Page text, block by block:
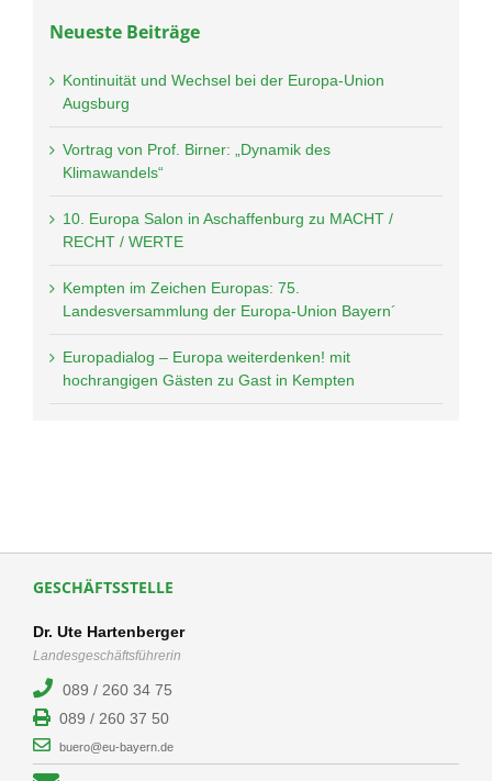
Neueste Beiträge
Kontinuität und Wechsel bei der Europa-Union
Augsburg
Vortrag von Prof. Birner: „Dynamik des
Klimawandels“
10. Europa Salon in Aschaffenburg zu MACHT /
RECHT / WERTE
Kempten im Zeichen Europas: 75.
Landesversammlung der Europa-Union Bayern´
Europadialog – Europa weiterdenken! mit
hochrangigen Gästen zu Gast in Kempten
GESCHÄFTSSTELLE
Dr. Ute Hartenberger
Landesgeschäftsführerin
089 / 260 34 75
089 / 260 37 50
buero@eu-bayern.de